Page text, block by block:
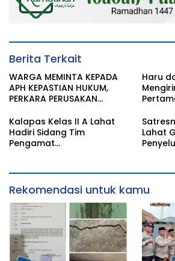
Berita Terkait
WARGA MEMINTA KEPADA
APH KEPASTIAN HUKUM,
PERKARA PERUSAKAN
Haru
Kalapas Kelas II A Lahat
Hadiri Sidang Tim
Pengamat
DirJenPas Sumsel Dan
Bapas Kelas II Lahat
Lahat
Rekomendasi untuk kamu